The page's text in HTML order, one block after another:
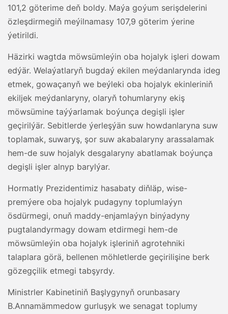
101,2 göterime deň boldy. Maýa goýum serişdelerini
özleşdirmegiň meýilnamasy 107,9 göterim ýerine
ýetirildi.
Häzirki wagtda möwsümleýin oba hojalyk işleri dowam
edýär. Welaýatlaryň bugdaý ekilen meýdanlarynda ideg
etmek, gowaçanyň we beýleki oba hojalyk ekinleriniň
ekiljek meýdanlaryny, olaryň tohumlaryny ekiş
möwsümine taýýarlamak boýunça degişli işler
geçirilýär. Sebitlerde ýerleşýän suw howdanlaryna suw
toplamak, suwaryş, şor suw akabalaryny arassalamak
hem-de suw hojalyk desgalaryny abatlamak boýunça
degişli işler alnyp barylýar.
Hormatly Prezidentimiz hasabaty diňläp, wise-
premýere oba hojalyk pudagyny toplumlaýyn
ösdürmegi, onuň maddy-enjamlaýyn binýadyny
pugtalandyrmagy dowam etdirmegi hem-de
möwsümleýin oba hojalyk işleriniň agrotehniki
talaplara görä, bellenen möhletlerde geçirilişine berk
gözegçilik etmegi tabşyrdy.
Ministrler Kabinetiniň Başlygynyň orunbasary
B.Annamämmedow gurluşyk we senagat toplumy